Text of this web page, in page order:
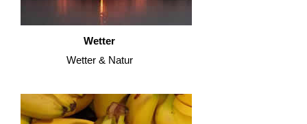
Wetter
Wetter & Natur